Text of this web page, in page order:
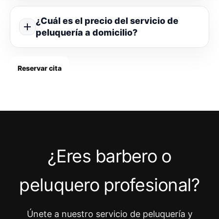
¿Cuál es el precio del servicio de
peluquería a domicilio?
Reservar cita
¿Eres barbero o
peluquero profesional?
Únete a nuestro servicio de peluquería y